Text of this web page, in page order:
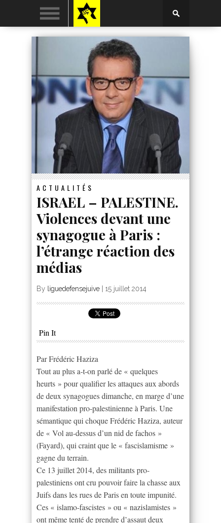
ACTUALITÉS
ISRAEL – PALESTINE.
Violences devant une
synagogue à Paris :
l’étrange réaction des
médias
By liguedefensejuive 15 juillet 2014
Pin It
Par Frédéric Haziza
Tout au plus a-t-on parlé de « quelques
heurts » pour qualifier les attaques aux abords
de deux synagogues dimanche, en marge d’une
manifestation pro-palestinienne à Paris. Une
sémantique qui choque Frédéric Haziza, auteur
de « Vol au-dessus d’un nid de fachos »
(Fayard), qui craint que le « fascislamisme »
gagne du terrain.
Ce 13 juillet 2014, des militants pro-
palestiniens ont cru pouvoir faire la chasse aux
Juifs dans les rues de Paris en toute impunité.
Ces « islamo-fascistes » ou « nazislamistes »
ont même tenté de prendre d’assaut deux